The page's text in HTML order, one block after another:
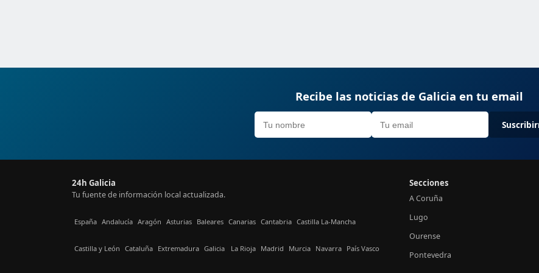
Recibe las noticias de Galicia en tu email
24h Galicia
Tu fuente de información local actualizada.
España Andalucía Aragón Asturias Baleares Canarias Cantabria Castilla La-Mancha
Castilla y León Cataluña Extremadura Galicia La Rioja Madrid Murcia Navarra País Vasco
Secciones
A Coruña
Lugo
Ourense
Pontevedra